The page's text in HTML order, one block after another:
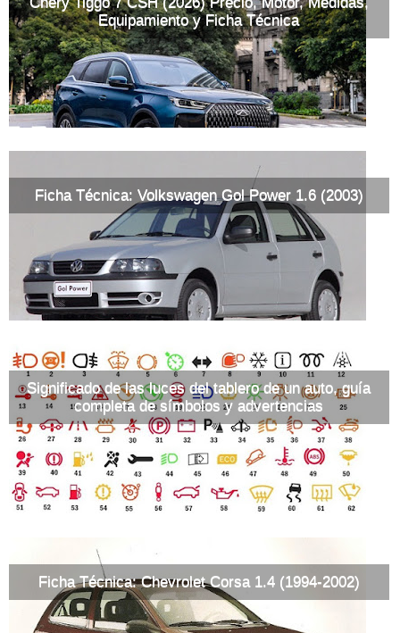
Equipamiento y Ficha Técnica
Ficha Técnica: Volkswagen Gol Power 1.6 (2003)
Significado de las luces del tablero de un auto, guía
completa de símbolos y advertencias
Ficha Técnica: Chevrolet Corsa 1.4 (1994-2002)